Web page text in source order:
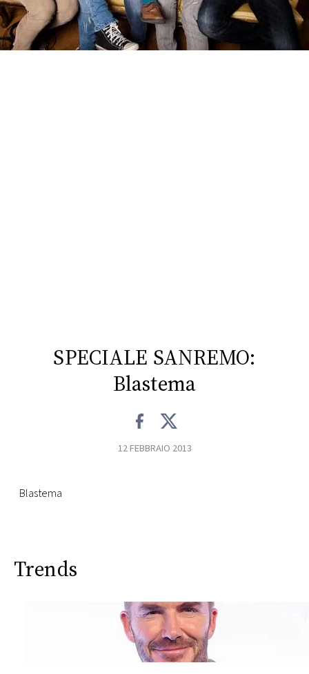
FOTO
SPECIALE SANREMO:
Blastema
12 FEBBRAIO 2013
Blastema
Trends